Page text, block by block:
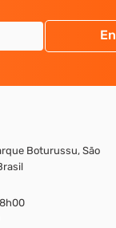
Boturussu, São